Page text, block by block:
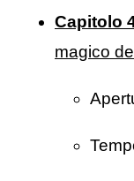
Capitolo
magico